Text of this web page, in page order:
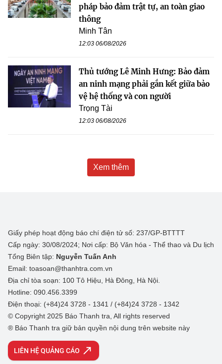
pháp bảo đảm trật tự, an toàn giao
thông
Minh Tân
12:03 06/08/2026
Thủ tướng Lê Minh Hưng: Bảo đảm
an ninh mạng phải gắn kết giữa bảo
vệ hệ thống và con người
Trọng Tài
12:03 06/08/2026
Xem thêm
Giấy phép hoạt động báo chí điện tử số: 237/GP-BTTTT
Cấp ngày: 30/08/2024; Nơi cấp: Bộ Văn hóa - Thể thao và Du lịch
Tổng Biên tập: Nguyễn Tuấn Anh
Email: toasoan@thanhtra.com.vn
Địa chỉ tòa soạn: 100 Tô Hiệu, Hà Đông, Hà Nội.
Hotline: 090.456.3399
Điện thoại: (+84)24 3728 - 1341 / (+84)24 3728 - 1342
© Copyright 2025 Báo Thanh tra, All rights reserved
® Báo Thanh tra giữ bản quyền nội dung trên website này
LIÊN HỆ QUẢNG CÁO